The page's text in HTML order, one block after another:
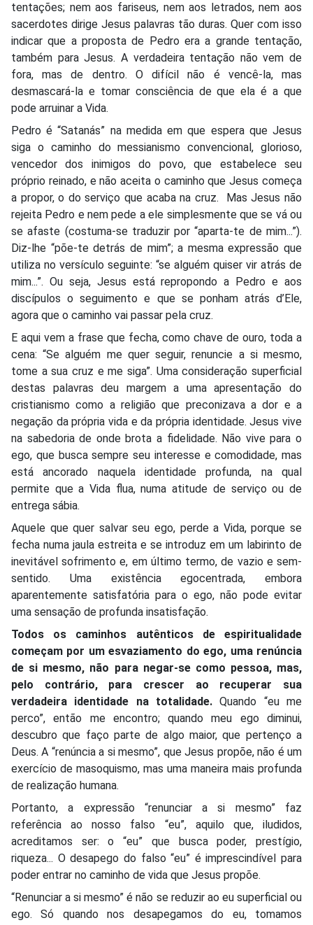
tentações; nem aos fariseus, nem aos letrados, nem aos
sacerdotes dirige Jesus palavras tão duras. Quer com isso
indicar que a proposta de Pedro era a grande tentação,
também para Jesus. A verdadeira tentação não vem de
fora, mas de dentro. O difícil não é vencê-la, mas
desmascará-la e tomar consciência de que ela é a que
pode arruinar a Vida.
Pedro é “Satanás” na medida em que espera que Jesus
siga o caminho do messianismo convencional, glorioso,
vencedor dos inimigos do povo, que estabelece seu
próprio reinado, e não aceita o caminho que Jesus começa
a propor, o do serviço que acaba na cruz. Mas Jesus não
rejeita Pedro e nem pede a ele simplesmente que se vá ou
se afaste (costuma-se traduzir por “aparta-te de mim...”).
Diz-lhe “põe-te detrás de mim”; a mesma expressão que
utiliza no versículo seguinte: “se alguém quiser vir atrás de
mim...”. Ou seja, Jesus está repropondo a Pedro e aos
discípulos o seguimento e que se ponham atrás d’Ele,
agora que o caminho vai passar pela cruz.
E aqui vem a frase que fecha, como chave de ouro, toda a
cena: “Se alguém me quer seguir, renuncie a si mesmo,
tome a sua cruz e me siga”. Uma consideração superficial
destas palavras deu margem a uma apresentação do
cristianismo como a religião que preconizava a dor e a
negação da própria vida e da própria identidade. Jesus vive
na sabedoria de onde brota a fidelidade. Não vive para o
ego, que busca sempre seu interesse e comodidade, mas
está ancorado naquela identidade profunda, na qual
permite que a Vida flua, numa atitude de serviço ou de
entrega sábia.
Aquele que quer salvar seu ego, perde a Vida, porque se
fecha numa jaula estreita e se introduz em um labirinto de
inevitável sofrimento e, em último termo, de vazio e sem-
sentido. Uma existência egocentrada, embora
aparentemente satisfatória para o ego, não pode evitar
uma sensação de profunda insatisfação.
Todos os caminhos autênticos de espiritualidade
começam por um esvaziamento do ego, uma renúncia
de si mesmo, não para negar-se como pessoa, mas,
pelo contrário, para crescer ao recuperar sua
verdadeira identidade na totalidade. Quando “eu me
perco”, então me encontro; quando meu ego diminui,
descubro que faço parte de algo maior, que pertenço a
Deus. A “renúncia a si mesmo”, que Jesus propõe, não é um
exercício de masoquismo, mas uma maneira mais profunda
de realização humana.
Portanto, a expressão “renunciar a si mesmo” faz
referência ao nosso falso “eu”, aquilo que, iludidos,
acreditamos ser: o “eu” que busca poder, prestígio,
riqueza... O desapego do falso “eu” é imprescindível para
poder entrar no caminho de vida que Jesus propõe.
“Renunciar a si mesmo” é não se reduzir ao eu superficial ou
ego. Só quando nos desapegamos do eu, tomamos